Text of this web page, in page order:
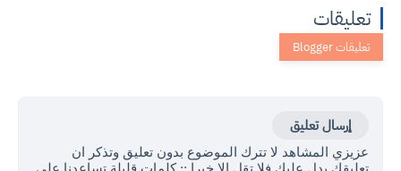
تعليقات
إرسال تعليق
عزيزي المشاهد لا تترك الموضوع بدون تعليق وتذكر ان